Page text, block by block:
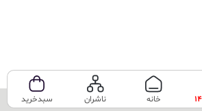
سایت متعلق به فروشگاه عشق کتاب می‌باشد.
خانه ناشران سبدخرید